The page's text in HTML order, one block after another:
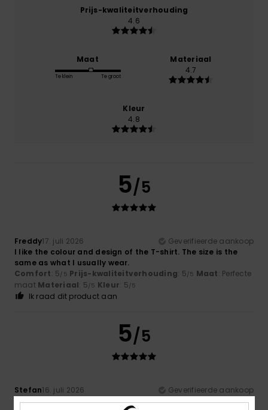
Prijs-kwaliteitverhouding
4.6
Maat
Te klein Te groot
Materiaal
4.7
Kleur
4.8
5/5
Freddy17. juli 2026
Geverifieerde aankoop
I like the colour and design of the T-shirt. The size is the
same as what I usually wear.
Comfort: 5/5 Prijs-kwaliteitverhouding: 5/5 Maat: Perfecte
maat Materiaal: 5/5 Kleur: 5/5
Ik raad dit product aan
5/5
Stefan16. juli 2026
Geverifieerde aankoop
Cool design